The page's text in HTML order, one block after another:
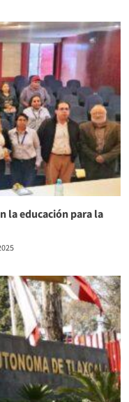
la educación para la